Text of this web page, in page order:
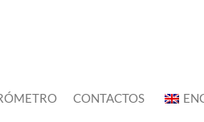
CONTACTOS